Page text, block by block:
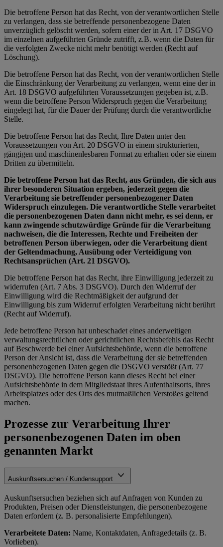
Die betroffene Person hat das Recht, von der verantwortlichen Stelle
zu verlangen, dass sie betreffende personenbezogene Daten
unverzüglich gelöscht werden, sofern einer der in Art. 17 DSGVO
im einzelnen aufgeführten Gründe zutrifft, z.B. wenn die Daten für
die verfolgten Zwecke nicht mehr benötigt werden (Recht auf
Löschung).
Die betroffene Person hat das Recht, von der verantwortlichen Stelle
die Einschränkung der Verarbeitung zu verlangen, wenn eine der in
Art. 18 DSGVO aufgeführten Voraussetzungen gegeben ist, z.B.
wenn die betroffene Person Widerspruch gegen die Verarbeitung
eingelegt hat, für die Dauer der Prüfung durch die verantwortliche
Stelle.
Die betroffene Person hat das Recht, Ihre Daten unter den
Voraussetzungen von Art. 20 DSGVO in einem strukturierten,
gängigen und maschinenlesbaren Format zu erhalten oder sie einem
Dritten zu übermitteln.
Die betroffene Person hat das Recht, aus Gründen, die sich aus
ihrer besonderen Situation ergeben, jederzeit gegen die
Verarbeitung sie betreffender personenbezogener Daten
Widerspruch einzulegen. Die verantwortliche Stelle verarbeitet
die personenbezogenen Daten dann nicht mehr, es sei denn, er
kann zwingende schutzwürdige Gründe für die Verarbeitung
nachweisen, die die Interessen, Rechte und Freiheiten der
betroffenen Person überwiegen, oder die Verarbeitung dient
der Geltendmachung, Ausübung oder Verteidigung von
Rechtsansprüchen (Art. 21 DSGVO).
Die betroffene Person hat das Recht, ihre Einwilligung jederzeit zu
widerrufen (Art. 7 Abs. 3 DSGVO). Durch den Widerruf der
Einwilligung wird die Rechtmäßigkeit der aufgrund der
Einwilligung bis zum Widerruf erfolgten Verarbeitung nicht berührt
(Recht auf Widerruf).
Jede betroffene Person hat unbeschadet eines anderweitigen
verwaltungsrechtlichen oder gerichtlichen Rechtsbefehls das Recht
auf Beschwerde bei einer Aufsichtsbehörde, wenn die betroffene
Person der Ansicht ist, dass die Verarbeitung der sie betreffenden
personenbezogenen Daten gegen die DSGVO verstößt (Art. 77
DSGVO). Die betroffene Person kann dieses Recht bei einer
Aufsichtsbehörde in dem Mitgliedstaat ihres Aufenthaltsorts, ihres
Arbeitsplatzes oder des Orts des mutmaßlichen Verstoßes geltend
machen.
Prozesse zur Verarbeitung Ihrer
personenbezogenen Daten im oben
genannten Markt
Auskunftsersuchen / Kundensupport
Auskunftsersuchen beziehen sich auf Anfragen von Kunden zu
Produkten, Preisen oder Dienstleistungen, die personenbezogene
Daten erfordern (z. B. personalisierte Empfehlungen).
Verarbeitete Daten: Name, Kontaktdaten, Anfragedetails (z. B.
Vorlieben).